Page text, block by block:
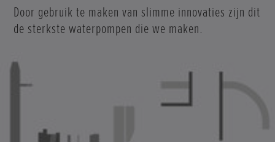
Door gebruik te maken van slimme innovaties zijn dit
de sterkste waterpompen die we maken.